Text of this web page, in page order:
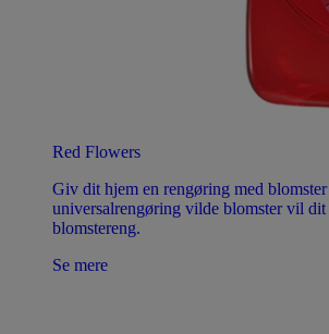
Red Flowers
Giv dit hjem en rengøring med
universalrengøring vilde blomster vil
blomstereng.
Se mere